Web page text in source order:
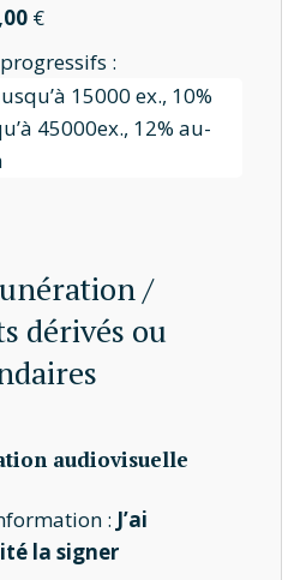
€
:
15000 ex., 10%
45000ex., 12% au-
/
dérivés ou
audiovisuelle
: J’ai
la signer